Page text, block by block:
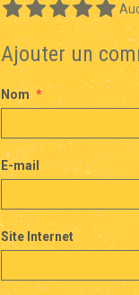
Ajouter un
Nom
E-mail
Site Internet